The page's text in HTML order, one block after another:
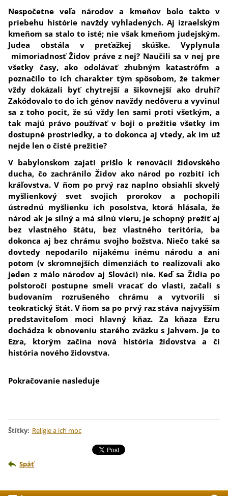
Nespočetne veľa národov a kmeňov bolo takto v
priebehu histórie navždy vyhladených. Aj izraelským
kmeňom sa stalo to isté; nie však kmeňom judejským.
Judea obstála v preťažkej skúške. Vyplynula
mimoriadnosť Židov práve z nej? Naučili sa v nej pre
všetky časy, ako odolávať zhubným katastrófm a
poznačilo to ich charakter tým spôsobom, že takmer
vždy dokázali byť chytrejší a šikovnejší ako druhí?
Zakódovalo to do ich génov navždy nedôveru a vyvinul
sa z toho pocit, že sú vždy len sami proti všetkým, a
tak majú právo používať v boji o prežitie všetky im
dostupné prostriedky, a to dokonca aj vtedy, ak im už
nejde len o čisté prežitie?
V babylonskom zajatí prišlo k renovácii židovského
ducha, čo zachránilo Židov ako národ po rozbití ich
kráľovstva. V ňom po prvý raz naplno obsiahli skvelý
myšlienkový svet svojich prorokov a pochopili
ústrednú myšlienku ich posolstva, ktorá hlásala, že
národ ak je silný a má silnú vieru, je schopný prežiť aj
bez vlastného štátu, bez vlastného teritória, ba
dokonca aj bez chrámu svojho božstva. Niečo také sa
dovtedy nepodarilo nijakému inému národu a ani
potom (v skromnejších dimenziách to realizovali ako
jeden z málo národov aj Slováci) nie. Keď sa Židia po
polstoročí postupne smeli vracať do vlasti, začali s
budovaním rozrušeného chrámu a vytvorili si
teokratický štát. V ňom sa po prvý raz stáva najvyšším
predstaviteľom moci hlavný kňaz. Za kňaza Ezru
dochádza k obnoveniu starého zväzku s Jahvem. Je to
Ezra, ktorým začína nová história židovstva a či
história nového židovstva.
Pokračovanie nasleduje
Štítky: Relígie a ich moc
Späť